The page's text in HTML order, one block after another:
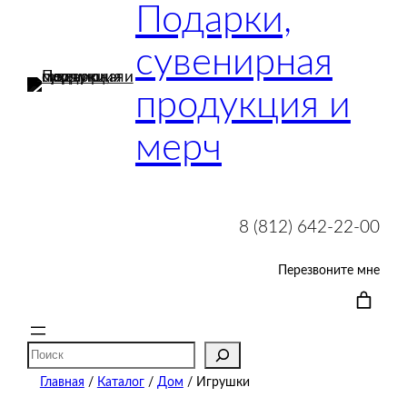
Подарки,
сувенирная
продукция и
мерч
8 (812) 642-22-00
Перезвоните мне
Поиск
Главная / Каталог/ Дом / Игрушки